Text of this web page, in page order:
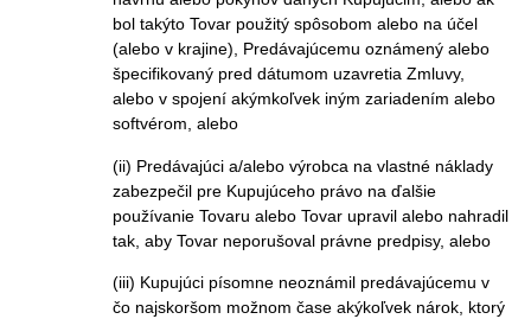
bol takýto Tovar použitý spôsobom alebo na účel
(alebo v krajine), Predávajúcemu oznámený alebo
špecifikovaný pred dátumom uzavretia Zmluvy,
alebo v spojení akýmkoľvek iným zariadením alebo
softvérom, alebo
(ii) Predávajúci a/alebo výrobca na vlastné náklady
zabezpečil pre Kupujúceho právo na ďalšie
používanie Tovaru alebo Tovar upravil alebo nahradil
tak, aby Tovar neporušoval právne predpisy, alebo
(iii) Kupujúci písomne neoznámil predávajúcemu v
čo najskoršom možnom čase akýkoľvek nárok, ktorý